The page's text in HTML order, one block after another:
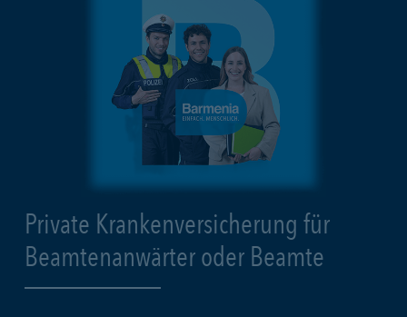
Private Krankenversicherung für
Beamtenanwärter oder Beamte